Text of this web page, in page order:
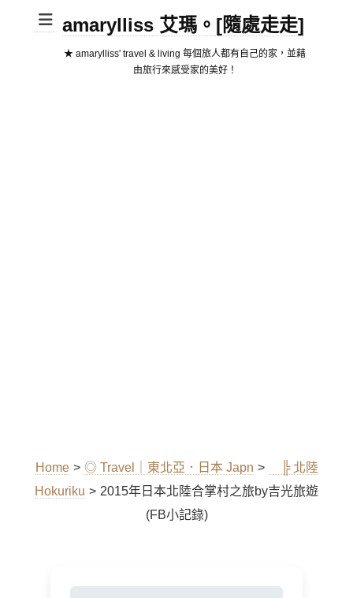
amarylliss 艾瑪。[隨處走走]
★ amarylliss' travel & living 每個旅人都有自己的家，並藉
由旅行來感受家的美好！
Home > ◎ Travel｜東北亞．日本 Japn >
╠ 北陸
Hokuriku > 2015年日本北陸合掌村之旅by吉光旅遊
(FB小記錄)